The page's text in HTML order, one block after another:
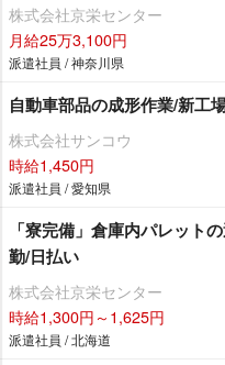
株式会社京栄センター
月給25万3,100円
派遣社員 / 神奈川県
自動車部品の成形作業/新工
株式会社サンコウ
時給1,450円
派遣社員 / 愛知県
「寮完備」倉庫内パレット
勤/日払い
株式会社京栄センター
時給1,300円～1,625円
派遣社員 / 北海道